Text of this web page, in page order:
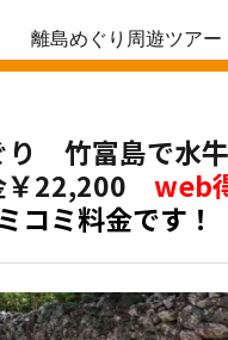
離島めぐり周遊ツアー
り 竹富島で水
￥22,200 web
コミ料金です！